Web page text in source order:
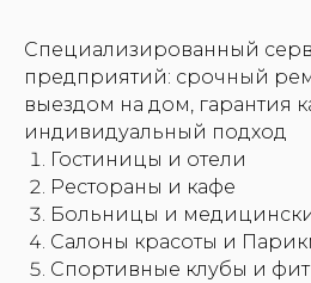
Специализированный
предприятий: срочный
выездом на дом, гарантия
индивидуальный подход
Гостиницы и отели
Рестораны и кафе
Больницы и
Салоны красоты и
Спортивные клубы и